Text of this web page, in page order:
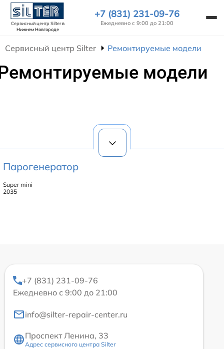
Сервисный центр Silterв
Нижнем Новгороде
+7 (831) 231-09-76
Ежедневно с 9:00 до 21:00
Сервисный центр Silter Ремонтируемые модели
модели
Парогенератор
Super mini
2035
+7 (831) 231-09-76
Ежедневно с 9:00 до 21:00
info@silter-repair-center.ru
Проспект Ленина, 33
Адрес сервисного центра Silter